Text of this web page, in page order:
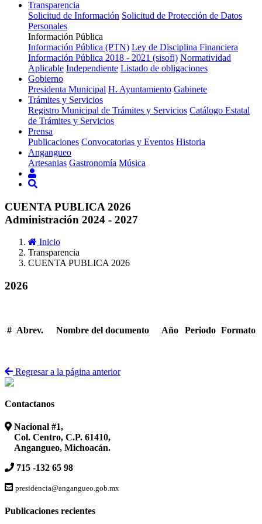
Transparencia
Solicitud de Información Solicitud de Protección de Datos
Personales
Información Pública
Información Pública (PTN) Ley de Disciplina Financiera
Información Pública 2018 - 2021 (sisofi) Normatividad
Aplicable Independiente Listado de obligaciones
Gobierno
Presidenta Municipal H. Ayuntamiento Gabinete
Trámites y Servicios
Registro Municipal de Trámites y Servicios Catálogo Estatal
de Trámites y Servicios
Prensa
Publicaciones Convocatorias y Eventos Historia
Angangueo
Artesanias Gastronomía Música
CUENTA PUBLICA 2026
Administración 2024 - 2027
Inicio
Transparencia
CUENTA PUBLICA 2026
2026
# Abrev. Nombre del documento Año Periodo Formato
Regresar a la página anterior
Contactanos
Nacional #1,
Col. Centro, C.P. 61410,
Angangueo, Michoacán.
715 -132 65 98
presidencia@angangueo.gob.mx
Publicaciones recientes